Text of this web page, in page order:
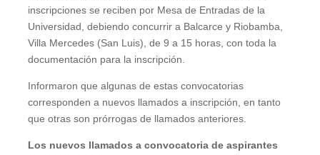
inscripciones se reciben por Mesa de Entradas de la
Universidad, debiendo concurrir a Balcarce y Riobamba,
Villa Mercedes (San Luis), de 9 a 15 horas, con toda la
documentación para la inscripción.
Informaron que algunas de estas convocatorias
corresponden a nuevos llamados a inscripción, en tanto
que otras son prórrogas de llamados anteriores.
Los nuevos llamados a convocatoria de aspirantes